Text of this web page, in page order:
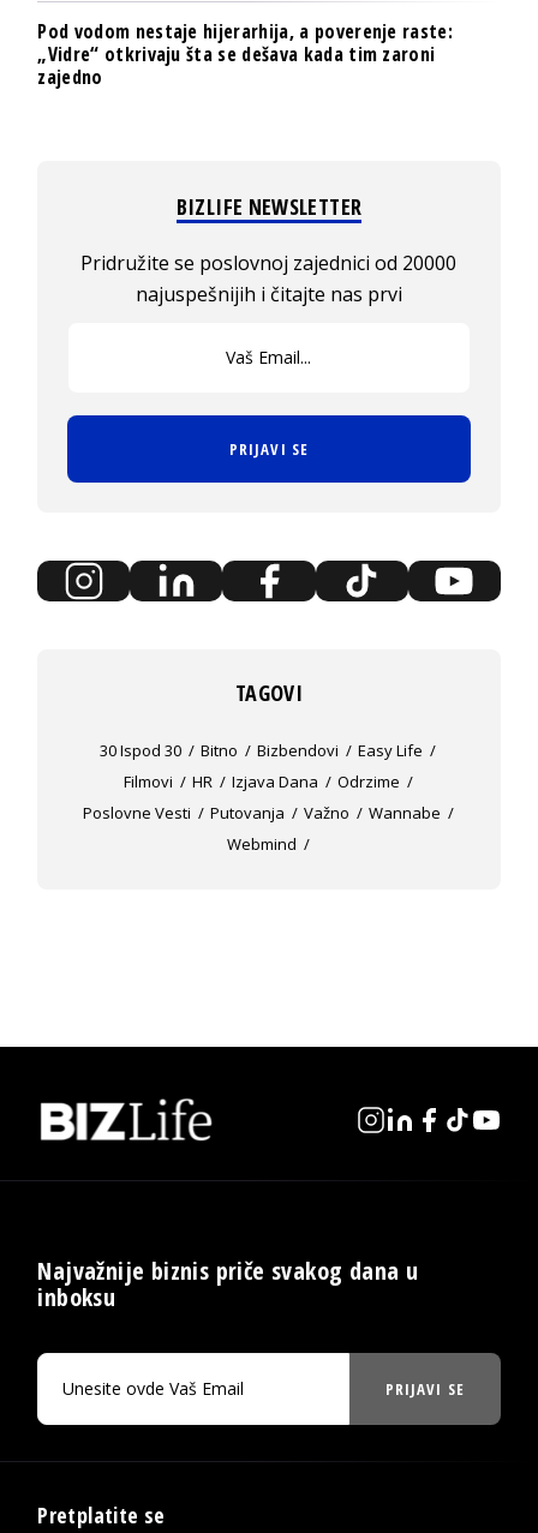
Pod vodom nestaje hijerarhija, a poverenje raste:
„Vidre“ otkrivaju šta se dešava kada tim zaroni
zajedno
BIZLIFE NEWSLETTER
Pridružite se poslovnoj zajednici od 20000
najuspešnijih i čitajte nas prvi
PRIJAVI SE
TAGOVI
30 Ispod 30 Bitno Bizbendovi
Easy Life
Filmovi
HR Izjava Dana
Odrzime
Poslovne Vesti
Putovanja Važno
Wannabe
Webmind
Najvažnije biznis priče svakog dana u
inboksu
PRIJAVI SE
Pretplatite se